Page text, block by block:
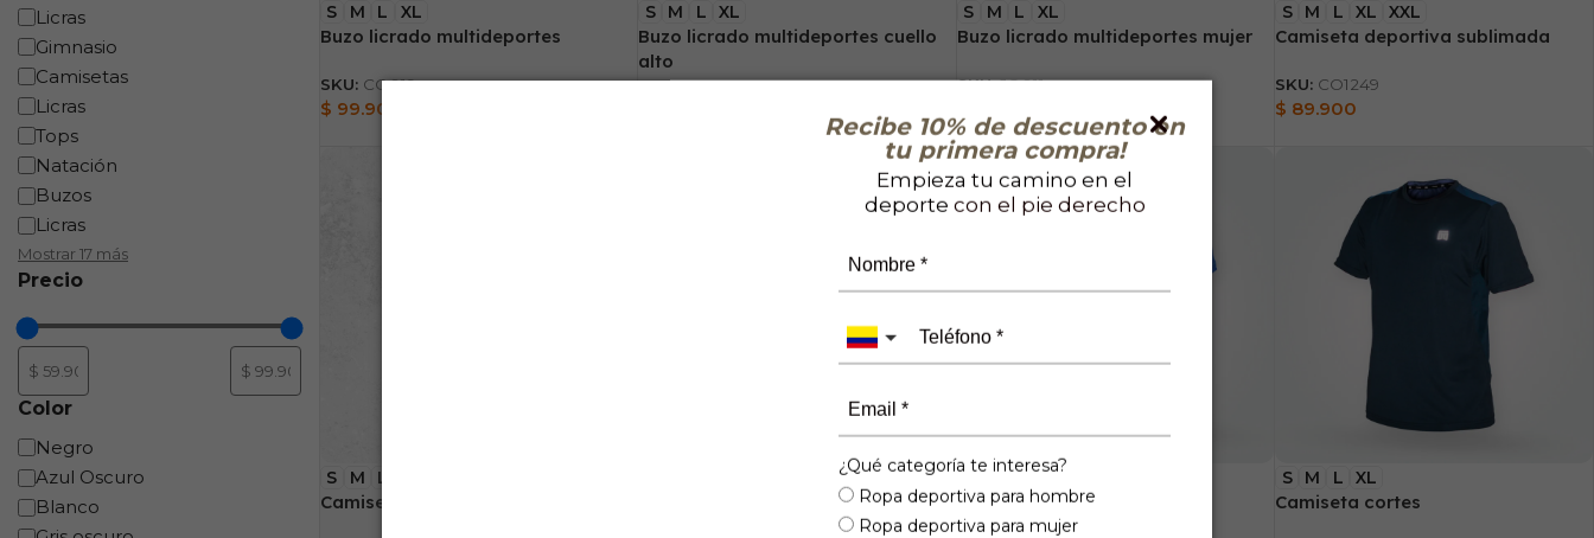
Recibe 10% de descuento en
tu primera compra!
Empieza tu camino en el
deporte con el pie derecho
¿Qué categoría te interesa?
Ropa deportiva para hombre
Ropa deportiva para mujer
Licras
Gimnasio
Camisetas
Licras
Tops
Natación
Buzos
Licras
Mostrar 17 más
Precio
Color
Negro
Azul Oscuro
Blanco
S M L XL
Buzo licrado multideportes
SKU: CO019
$ 99.900
S M L XL
Buzo licrado multideportes cuello
alto
S M L XL
Buzo licrado multideportes mujer
SKU:JO011
S M L XL XXL
Camiseta deportiva sublimada
SKU: CO1249
$ 89.900
S M L
Camiseta Sublimada active dry Camiseta sublimada – Active dry
S M L XL
Camiseta deportiva
S M L XL
Camiseta cortes